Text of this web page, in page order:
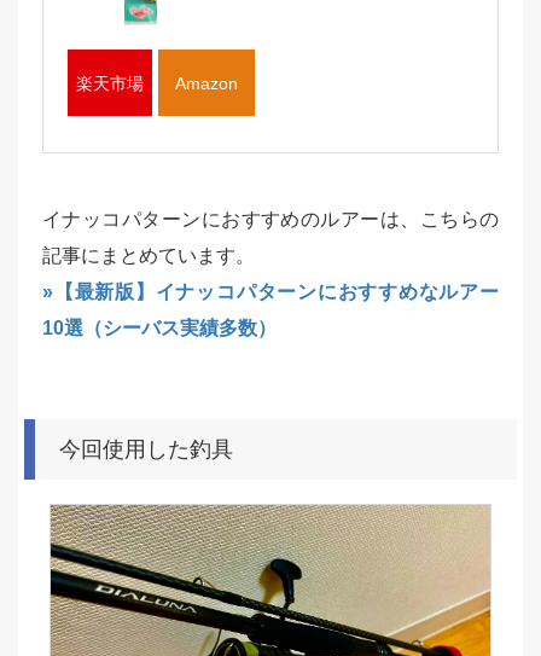
楽天市場 Amazon
イナッコパターンにおすすめのルアーは、こちらの
記事にまとめています。
»【最新版】イナッコパターンにおすすめなルアー
10選（シーバス実績多数）
今回使用した釣具